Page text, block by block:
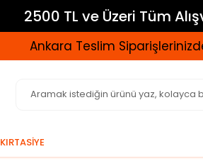
2500 TL ve Üzeri Tüm
Ankara Teslim Siparişlerinizde
KIRTASİYE